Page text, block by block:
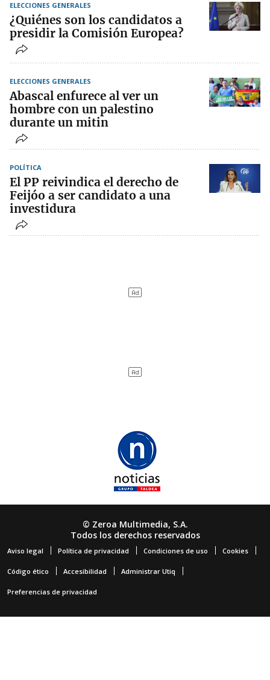
ELECCIONES GENERALES
¿Quiénes son los candidatos a
presidir la Comisión Europea?
ELECCIONES GENERALES
Abascal enfurece al ver un
hombre con un palestino
durante un mitin
POLÍTICA
El PP reivindica el derecho de
Feijóo a ser candidato a una
investidura
© Zeroa Multimedia, S.A.
Todos los derechos reservados
Aviso legal Política de privacidad Condiciones de uso Cookies
Código ético Accesibilidad Administrar Utiq
Preferencias de privacidad